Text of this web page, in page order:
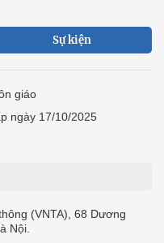
Sự kiện
giáo
ngày 17/10/2025
(VNTA), 68 Dương
Nội.